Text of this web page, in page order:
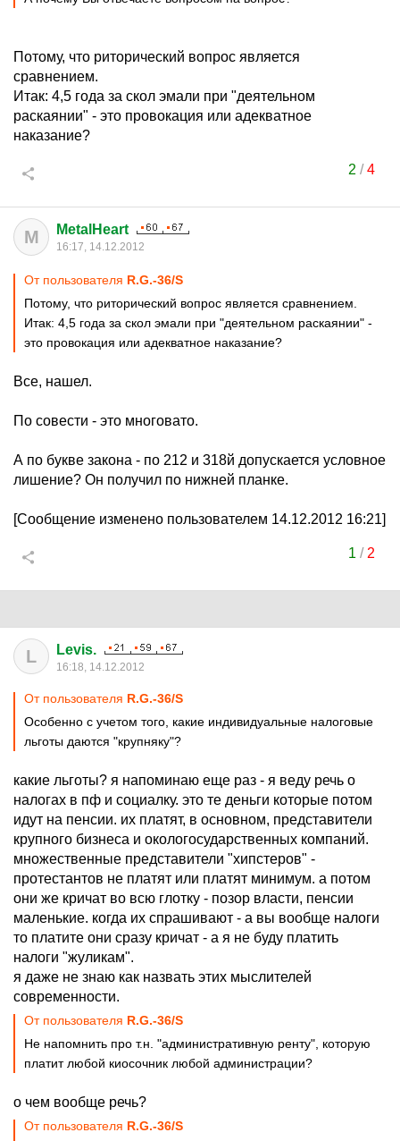
Потому, что риторический вопрос является
сравнением.
Итак: 4,5 года за скол эмали при "деятельном
раскаянии" - это провокация или адекватное
наказание?
2 /4
M MetalHeart
16:17, 14.12.2012
От пользователя R.G.-36/S
Потому, что риторический вопрос является сравнением.
Итак: 4,5 года за скол эмали при "деятельном раскаянии" -
это провокация или адекватное наказание?
Все, нашел.
По совести - это многовато.
А по букве закона - по 212 и 318й допускается условное
лишение? Он получил по нижней планке.
[Сообщение изменено пользователем 14.12.2012 16:21]
1 / 2
L Levis.
16:18, 14.12.2012
От пользователя R.G.-36/S
Особенно с учетом того, какие индивидуальные налоговые
льготы даются "крупняку"?
какие льготы? я напоминаю еще раз - я веду речь о
налогах в пф и социалку. это те деньги которые потом
идут на пенсии. их платят, в основном, представители
крупного бизнеса и окологосударственных компаний.
множественные представители "хипстеров" -
протестантов не платят или платят минимум. а потом
они же кричат во всю глотку - позор власти, пенсии
маленькие. когда их спрашивают - а вы вообще налоги
то платите они сразу кричат - а я не буду платить
налоги "жуликам".
я даже не знаю как назвать этих мыслителей
современности.
От пользователя R.G.-36/S
Не напомнить про т.н. "административную ренту", которую
платит любой киосочник любой администрации?
о чем вообще речь?
От пользователя R.G.-36/S